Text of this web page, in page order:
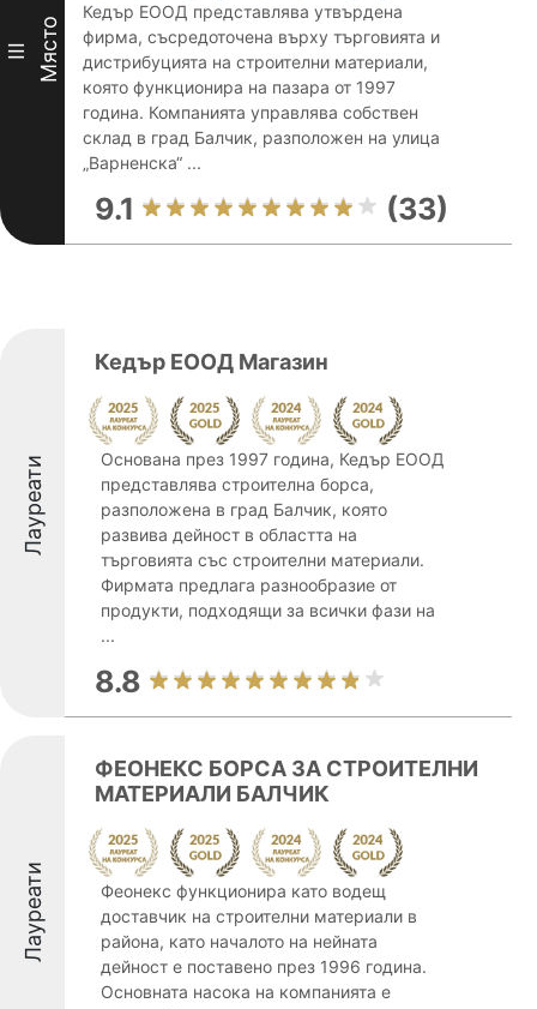
III Място
Кедър ЕООД представлява утвърдена
фирма, съсредоточена върху търговията и
дистрибуцията на строителни материали,
която функционира на пазара от 1997
година. Компанията управлява собствен
склад в град Балчик, разположен на улица
„Варненска“ ...
9.1 (33)
Лауреати
Кедър ЕООД Магазин
Основана през 1997 година, Кедър ЕООД
представлява строителна борса,
разположена в град Балчик, която
развива дейност в областта на
търговията със строителни материали.
Фирмата предлага разнообразие от
продукти, подходящи за всички фази на
...
8.8
Лауреати
ФЕОНЕКС БОРСА ЗА СТРОИТЕЛНИ
МАТЕРИАЛИ БАЛЧИК
Феонекс функционира като водещ
доставчик на строителни материали в
района, като началото на нейната
дейност е поставено през 1996 година.
Основната насока на компанията е